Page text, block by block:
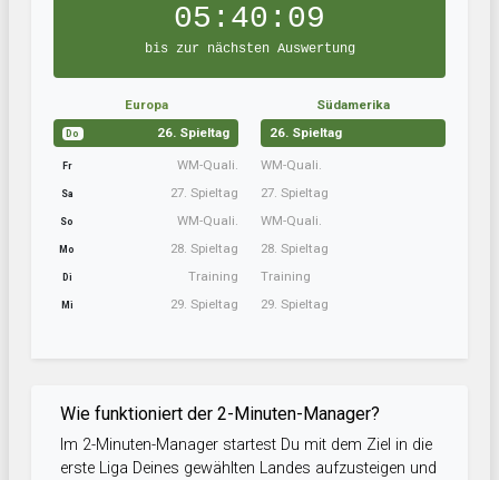
05:40:09
bis zur nächsten Auswertung
Europa
Do 26. Spieltag
Fr WM-Quali.
Sa 27. Spieltag
So WM-Quali.
Mo 28. Spieltag
Di Training
Mi 29. Spieltag
Südamerika
26. Spieltag
WM-Quali.
27. Spieltag
WM-Quali.
28. Spieltag
Training
29. Spieltag
Wie funktioniert der 2-Minuten-Manager?
Im 2-Minuten-Manager startest Du mit dem Ziel in die
erste Liga Deines gewählten Landes aufzusteigen und